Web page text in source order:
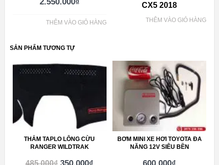
THÊM VÀO GIỎ HÀNG
CX5 2018
THÊM VÀO GIỎ HÀNG
SẢN PHẨM TƯƠNG TỰ
THẢM TAPLO LÔNG CỪU
RANGER WILDTRAK
485.000₫ 350.000₫
BƠM MINI XE HƠI TOYOTA ĐA
NĂNG 12V SIÊU BỀN
600.000₫